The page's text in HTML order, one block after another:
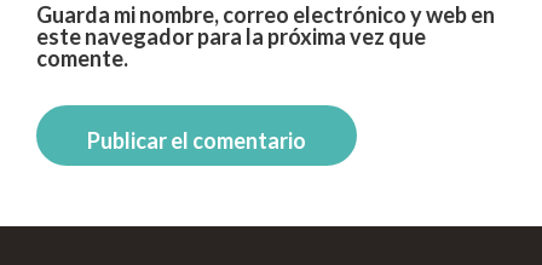
Guarda mi nombre, correo electrónico y web en
este navegador para la próxima vez que
comente.